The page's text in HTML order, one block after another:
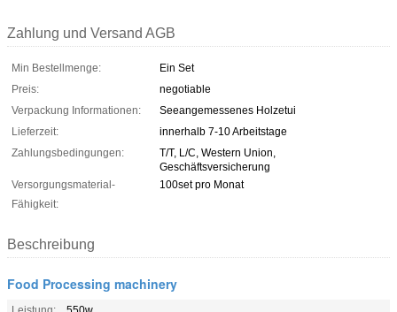
Zahlung und Versand AGB
Min Bestellmenge:
Ein Set
Preis:
negotiable
Verpackung Informationen:
Seeangemessenes Holzetui
Lieferzeit:
innerhalb 7-10 Arbeitstage
Zahlungsbedingungen:
T/T, L/C, Western Union,
Geschäftsversicherung
Versorgungsmaterial-
Fähigkeit:
100set pro Monat
Beschreibung
Food Processing machinery